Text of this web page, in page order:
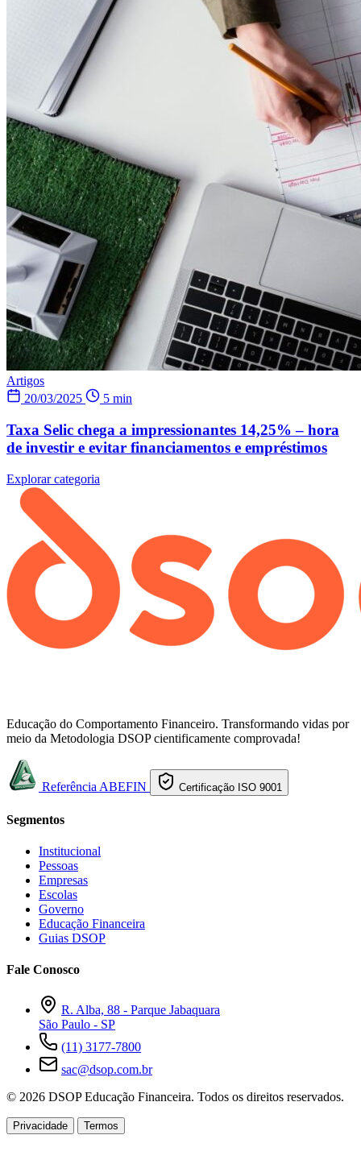
Artigos
20/03/2025
5 min
Taxa Selic chega a impressionantes 14,25% – hora
de investir e evitar financiamentos e empréstimos
Explorar categoria
Educação do Comportamento Financeiro. Transformando vidas por
meio da Metodologia DSOP cientificamente comprovada!
Referência ABEFIN Certificação ISO 9001
Segmentos
Institucional
Pessoas
Empresas
Escolas
Governo
Educação Financeira
Guias DSOP
Fale Conosco
R. Alba, 88 - Parque Jabaquara
São Paulo - SP
(11) 3177-7800
sac@dsop.com.br
© 2026 DSOP Educação Financeira. Todos os direitos reservados.
Privacidade Termos